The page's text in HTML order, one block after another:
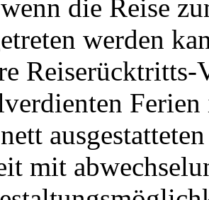
die Reise
werden
Reiserücktritts-
Ferien
mit